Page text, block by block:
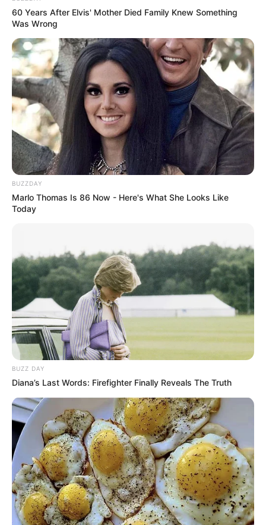
Serem! 9 Chat Ojek Online &
Pelanggan Ini Bikin Auto
Merinding
Bikin Ngakak, 10 Potret
Cosplay Murah Pakai Bahan
Seadanya
Anti Mainstream, 10 Cara
Membawa Barang Belanjaan
Versi Warga Thailand
Langka Banget! 10 Pose Lucu
Katak yang Bikin Ketawa
Gemes
60 Years After Elvis' Mother Died Family Knew Something
Was Wrong
BUZZDAY
Marlo Thomas Is 86 Now - Here's What She Looks Like
Today
BUZZ DAY
Diana’s Last Words: Firefighter Finally Reveals The Truth